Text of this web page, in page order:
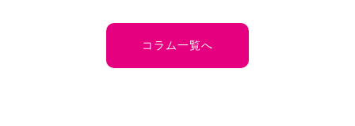
コラム一覧へ